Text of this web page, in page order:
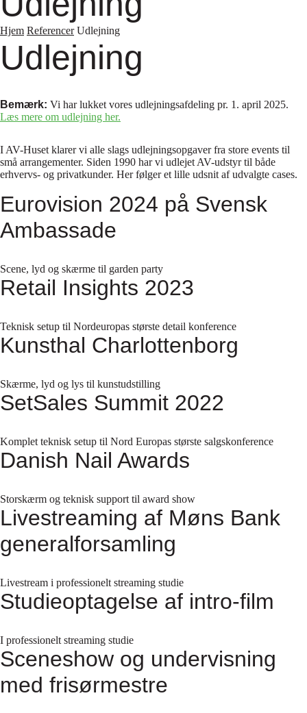
Hjem Referencer Udlejning
Udlejning
Bemærk: Vi har lukket vores udlejningsafdeling pr. 1. april 2025.
Læs mere om udlejning her.
I AV-Huset klarer vi alle slags udlejningsopgaver fra store events til
små arrangementer. Siden 1990 har vi udlejet AV-udstyr til både
erhvervs- og privatkunder. Her følger et lille udsnit af udvalgte cases.
Eurovision 2024 på Svensk
Ambassade
Scene, lyd og skærme til garden party
Retail Insights 2023
Teknisk setup til Nordeuropas største detail konference
Kunsthal Charlottenborg
Skærme, lyd og lys til kunstudstilling
SetSales Summit 2022
Komplet teknisk setup til Nord Europas største salgskonference
Danish Nail Awards
Storskærm og teknisk support til award show
Livestreaming af Møns Bank
generalforsamling
Livestream i professionelt streaming studie
Studieoptagelse af intro-film
I professionelt streaming studie
Sceneshow og undervisning
med frisørmestre